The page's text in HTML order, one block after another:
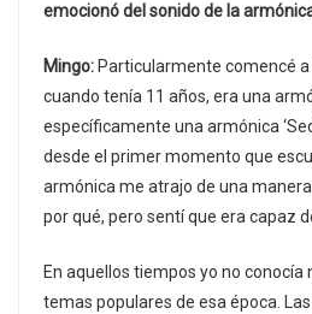
emocionó del sonido de la
Mingo: Particularmente comencé
cuando tenía 11 años, era una
específicamente una armónica
desde el primer momento que
armónica me atrajo de una
por qué, pero sentí que era capaz
En aquellos tiempos yo no conocía
temas populares de esa época.